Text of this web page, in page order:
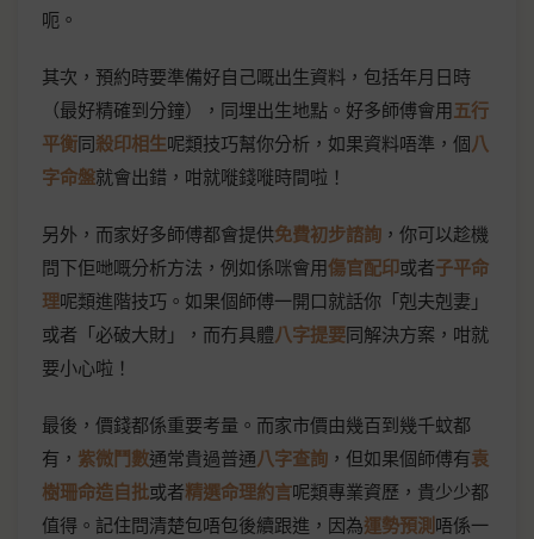
呃。
其次，預約時要準備好自己嘅出生資料，包括年月日時
（最好精確到分鐘），同埋出生地點。好多師傅會用五行
平衡同殺印相生呢類技巧幫你分析，如果資料唔準，個八
字命盤就會出錯，咁就嘥錢嘥時間啦！
另外，而家好多師傅都會提供免費初步諮詢 ，你可以趁機
問下佢哋嘅分析方法，例如係咪會用傷官配印或者子平命
理呢類進階技巧。如果個師傅一開口就話你「剋夫剋妻」
或者「必破大財」，而冇具體八字提要同解決方案，咁就
要小心啦！
最後，價錢都係重要考量。而家市價由幾百到幾千蚊都
有， 紫微鬥數通常貴過普通八字查詢 ，但如果個師傅有袁
樹珊命造自批或者精選命理約言呢類專業資歷，貴少少都
值得。記住問清楚包唔包後續跟進，因為運勢預測唔係一